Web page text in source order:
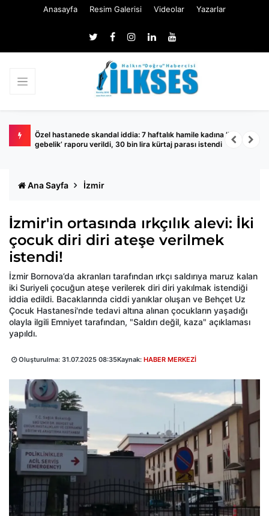
Anasayfa Resim Galerisi Videolar Yazarlar
Özel hastanede skandal iddia: 7 haftalık hamile kadına ‘boş
gebelik’ raporu verildi, 30 bin lira kürtaj parası istendi
Ana Sayfa İzmir
İzmir'in ortasında ırkçılık alevi: İki
çocuk diri diri ateşe verilmek
istendi!
İzmir Bornova’da akranları tarafından ırkçı saldırıya maruz kalan
iki Suriyeli çocuğun ateşe verilerek diri diri yakılmak istendiği
iddia edildi. Bacaklarında ciddi yanıklar oluşan ve Behçet Uz
Çocuk Hastanesi'nde tedavi altına alınan çocukların yaşadığı
olayla ilgili Emniyet tarafından, "Saldırı değil, kaza" açıklaması
yapıldı.
Oluşturulma: 31.07.2025 08:35Kaynak: HABER MERKEZİ